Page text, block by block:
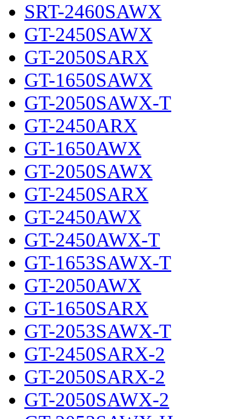
SRT-2460SAWX
GT-2450SAWX
GT-2050SARX
GT-1650SAWX
GT-2050SAWX-T
GT-2450ARX
GT-1650AWX
GT-2050SAWX
GT-2450SARX
GT-2450AWX
GT-2450AWX-T
GT-1653SAWX-T
GT-2050AWX
GT-1650SARX
GT-2053SAWX-T
GT-2450SARX-2
GT-2050SARX-2
GT-2050SAWX-2